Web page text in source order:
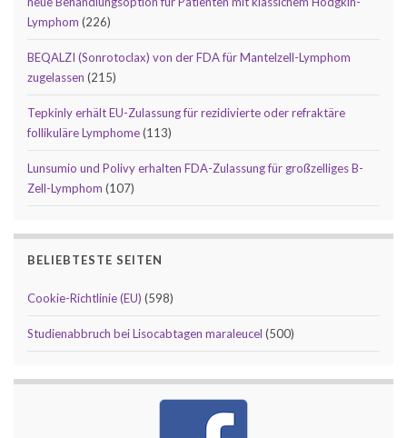
Lymphom (226)
BEQALZI (Sonrotoclax) von der FDA für Mantelzell-Lymphom
zugelassen (215)
Tepkinly erhält EU-Zulassung für rezidivierte oder refraktäre
follikuläre Lymphome(113)
Lunsumio und Polivy erhalten FDA-Zulassung für großzelliges B-
Zell-Lymphom (107)
BELIEBTESTE SEITEN
Cookie-Richtlinie (EU) (598)
Studienabbruch bei Lisocabtagen maraleucel (500)